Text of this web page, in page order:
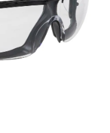
Reklamačný poriadok